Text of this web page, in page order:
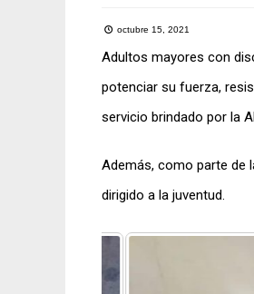
octubre 15, 2021
Adultos mayores con
potenciar su fuerza,
servicio brindado por la
Además, como parte de
dirigido a la juventud.